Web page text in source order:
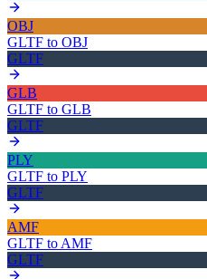
OBJ
GLTF to OBJ
GLTF
GLB
GLTF to GLB
GLTF
PLY
GLTF to PLY
GLTF
AMF
GLTF to AMF
GLTF